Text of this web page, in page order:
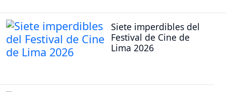
Siete imperdibles del
Festival de Cine de
Lima 2026